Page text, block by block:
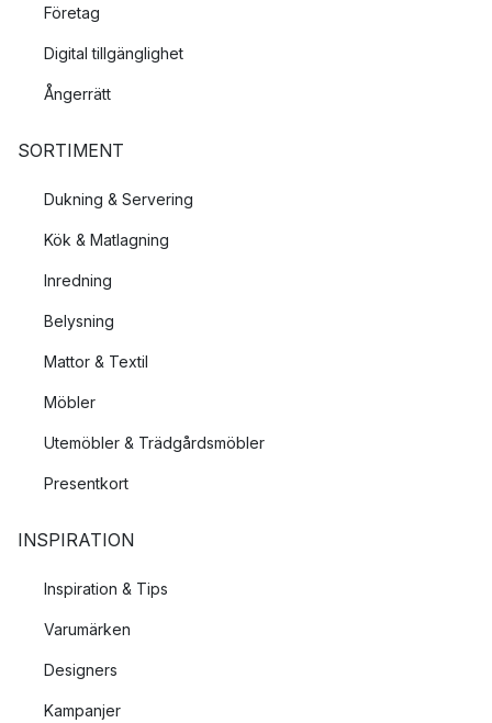
Företag
Digital tillgänglighet
Ångerrätt
SORTIMENT
Dukning & Servering
Kök & Matlagning
Inredning
Belysning
Mattor & Textil
Möbler
Utemöbler & Trädgårdsmöbler
Presentkort
INSPIRATION
Inspiration & Tips
Varumärken
Designers
Kampanjer